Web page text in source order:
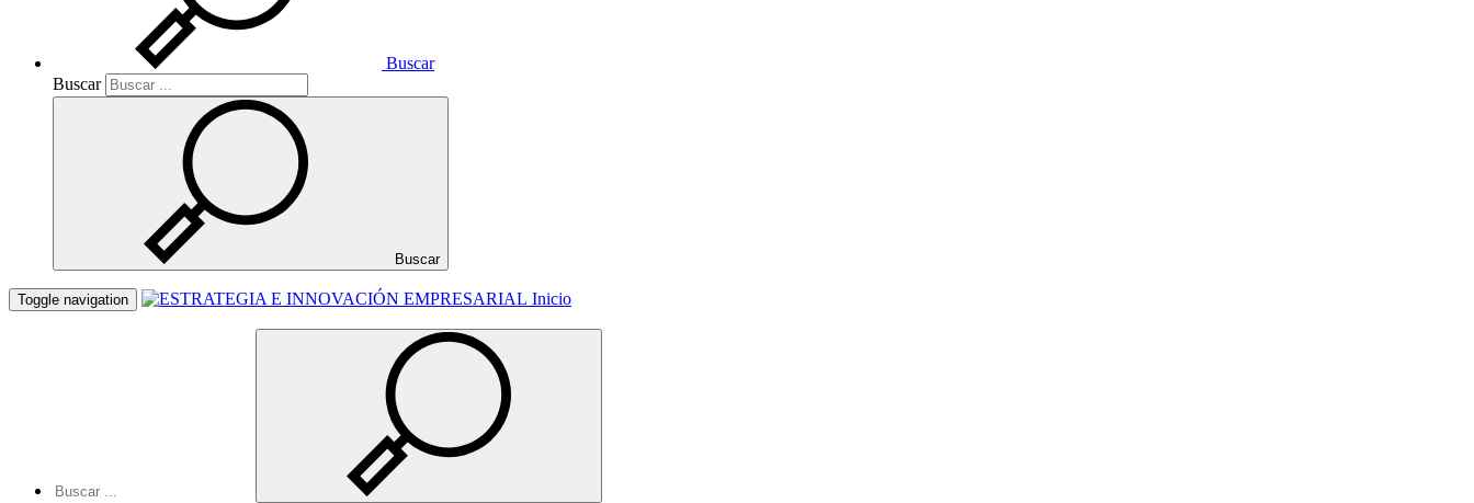
Buscar
Buscar
Buscar
Toggle navigation Inicio